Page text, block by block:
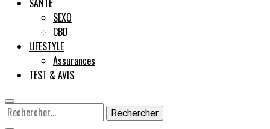
SANTE
SEXO
CBD
LIFESTYLE
Assurances
TEST & AVIS
Rechercher :